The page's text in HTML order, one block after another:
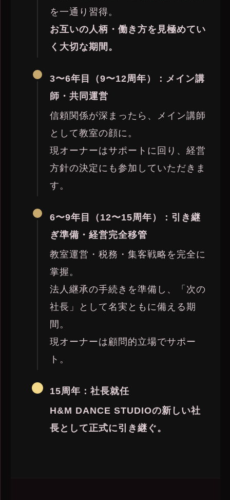
を一通り習得。
お互いの人柄・働き方を見極めてい
く大切な期間。
3〜6年目（9〜12周年）：メイン講
師・共同運営
信頼関係が深まったら、メイン講師
として教室の顔に。
現オーナーはサポートに回り、経営
方針の決定にも参加していただきま
す。
6〜9年目（12〜15周年）：引き継
ぎ準備・経営完全移管
教室運営・税務・集客戦略を完全に
掌握。
法人継承の手続きを準備し、「次の
社長」として名実ともに備える期
間。
現オーナーは顧問的立場でサポー
ト。
15周年：社長就任
H&M DANCE STUDIOの新しい社
長として正式に引き継ぐ。